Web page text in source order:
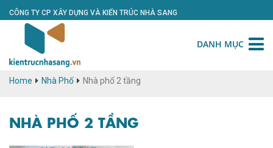
CÔNG TY CP XÂY DỰNG VÀ KIẾN TRÚC NHÀ SANG
DANH MỤC
Home Nhà Phố Nhà phố 2 tầng
NHÀ PHỐ 2 TẦNG